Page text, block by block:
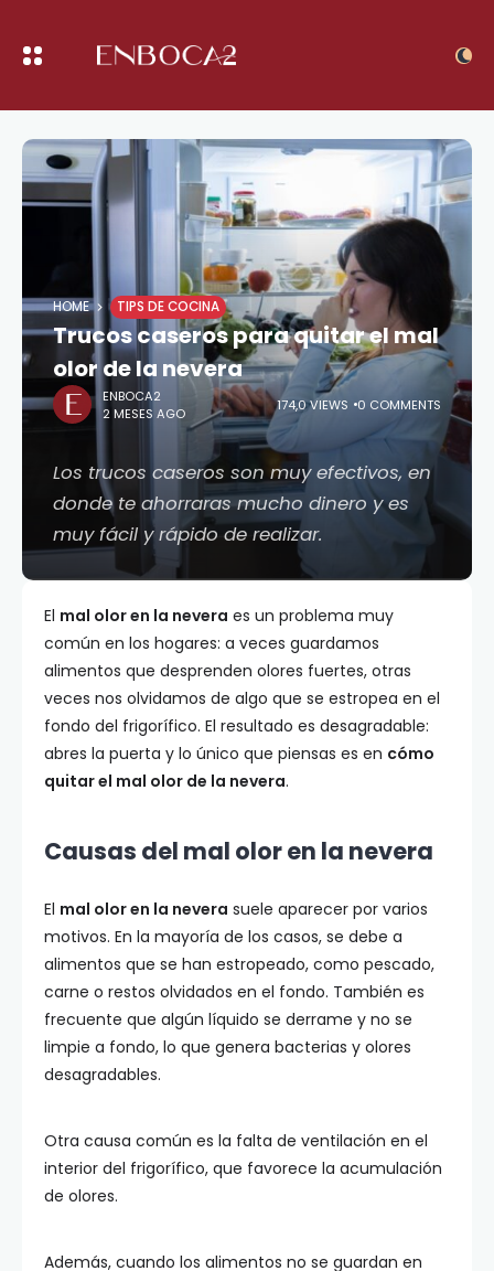
HOME TIPS DE COCINA
Trucos caseros para quitar el mal
olor de la nevera
ENBOCA2
2 MESES AGO
174,0 VIEWS 0 COMMENTS
Los trucos caseros son muy efectivos, en
donde te ahorraras mucho dinero y es
muy fácil y rápido de realizar.
El mal olor en la nevera es un problema muy
común en los hogares: a veces guardamos
alimentos que desprenden olores fuertes, otras
veces nos olvidamos de algo que se estropea en el
fondo del frigorífico. El resultado es desagradable:
abres la puerta y lo único que piensas es en cómo
quitar el mal olor de la nevera.
Causas del mal olor en la nevera
El mal olor en la nevera suele aparecer por varios
motivos. En la mayoría de los casos, se debe a
alimentos que se han estropeado, como pescado,
carne o restos olvidados en el fondo. También es
frecuente que algún líquido se derrame y no se
limpie a fondo, lo que genera bacterias y olores
desagradables.
Otra causa común es la falta de ventilación en el
interior del frigorífico, que favorece la acumulación
de olores.
Además, cuando los alimentos no se guardan en